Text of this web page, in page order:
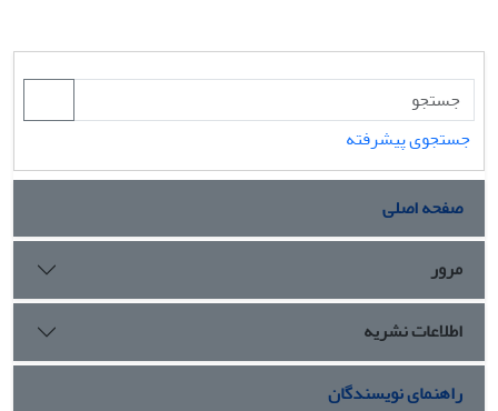
جستجوی پیشرفته
صفحه اصلی
مرور
اطلاعات نشریه
راهنمای نویسندگان